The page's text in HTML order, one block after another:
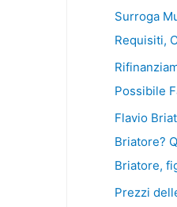
Surroga
Requisiti,
Possibile
Flavio
Briatore?
Briatore,
Prezzi